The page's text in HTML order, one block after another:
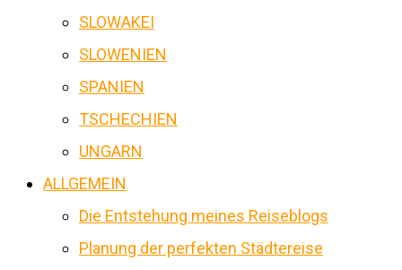
SLOWAKEI
SLOWENIEN
SPANIEN
TSCHECHIEN
UNGARN
ALLGEMEIN
Die Entstehung meines Reiseblogs
Planung der perfekten Städtereise